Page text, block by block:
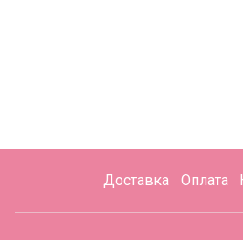
Доставка Оплата